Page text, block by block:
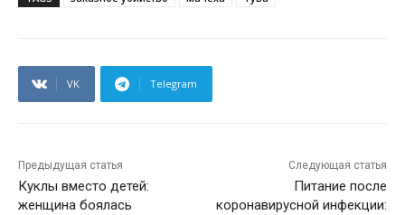
VK Telegram
Предыдущая статья
Куклы вместо детей:
женщина боялась
Следующая статья
Питание после
коронавирусной инфекции: